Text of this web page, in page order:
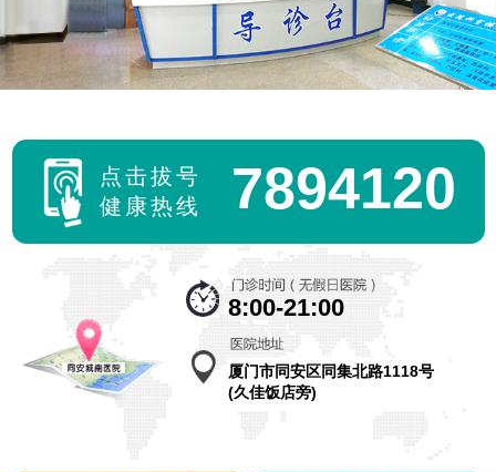
点击拔号
健康热线
7894120
8:00-21:00
厦门市同安区同集北路1118号
(久佳饭店旁)